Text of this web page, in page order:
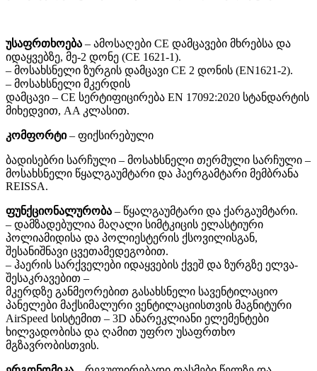
უსაფრთხოება – ამოსაღები CE დამცავები მხრებსა და
იდაყვებზე, მე-2 დონე (CE 1621-1).
– მოსახსნელი ზურგის დამცავი CE 2 დონის (EN1621-2).
– მოსახსნელი მკერდის
დამცავი – CE სერტიფიცირება EN 17092:2020 სტანდარტის
მიხედვით, AA კლასით.
კომფორტი– ფიქსირებული
ბადისებრი სარჩული – მოსახსნელი თერმული სარჩული –
მოსახსნელი წყალგაუმტარი და ჰაერგამტარი მემბრანა
REISSA.
ფუნქციონალურობა – წყალგაუმტარი და ქარგაუმტარი.
– დამზადებულია მაღალი სიმტკიცის ელასტიური
პოლიამიდისა და პოლიესტერის ქსოვილისგან,
შესანიშნავი ცვეთამედეგობით.
– ჰაერის სარქველები იდაყვების ქვეშ და ზურგზე ელვა-
შესაკრავებით –
მკერდზე განმეორებით გასახსნელი სავენტილაციო
პანელები მაქსიმალური ვენტილაციისთვის მაგნიტური
AirSpeed სისტემით – 3D ანარეკლიანი ელემენტები
ხილვადობისა და ღამით უფრო უსაფრთხო
მგზავრობისთვის.